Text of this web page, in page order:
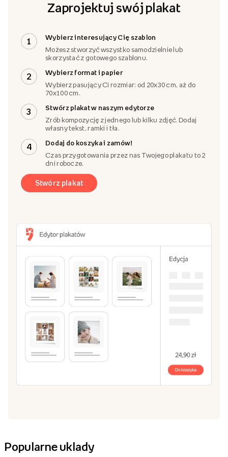
Zaprojektuj swój plakat
1
Wybierz interesujący Cię szablon
Możesz stworzyć wszystko samodzielnie lub
skorzystać z gotowego szablonu.
2
Wybierz format i papier
Wybierz pasujący Ci rozmiar: od 20x30 cm, aż do
70x100 cm.
3
Stwórz plakat w naszym edytorze
Zrób kompozycję z jednego lub kilku zdjęć. Dodaj
własny tekst, ramki i tła.
4
Dodaj do koszyka i zamów!
Czas przygotowania przez nas Twojego plakatu to 2
dni robocze.
Stwórz plakat
Popularne uklady